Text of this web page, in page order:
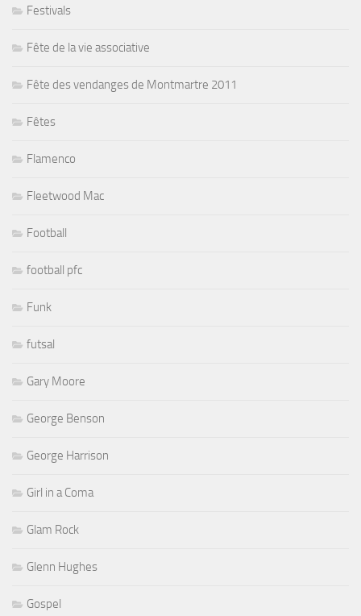
Festivals
Fête de la vie associative
Fête des vendanges de Montmartre 2011
Fêtes
Flamenco
Fleetwood Mac
Football
football pfc
Funk
futsal
Gary Moore
George Benson
George Harrison
Girl in a Coma
Glam Rock
Glenn Hughes
Gospel